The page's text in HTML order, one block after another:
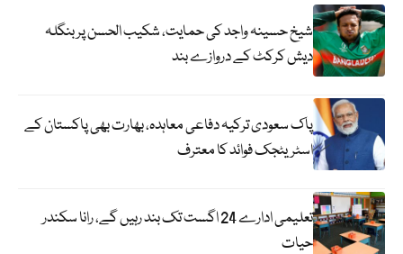
شیخ حسینہ واجد کی حمایت، شکیب الحسن پر بنگلہ
دیش کرکٹ کے دروازے بند
پاک سعودی ترکیہ دفاعی معاہدہ، بھارت بھی پاکستان کے
اسٹریٹجک فوائد کا معترف
تعلیمی ادارے 24 اگست تک بند رہیں گے، رانا سکندر
حیات